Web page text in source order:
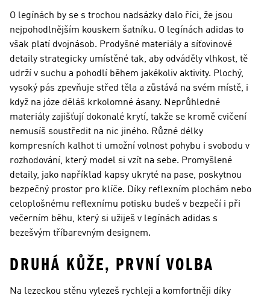
O legínách by se s trochou nadsázky dalo říci, že jsou
nejpohodlnějším kouskem šatníku. O legínách adidas to
však platí dvojnásob. Prodyšné materiály a síťovinové
detaily strategicky umístěné tak, aby odváděly vlhkost, tě
udrží v suchu a pohodlí během jakékoliv aktivity. Plochý,
vysoký pás zpevňuje střed těla a zůstává na svém místě, i
když na józe děláš krkolomné ásany. Neprůhledné
materiály zajišťují dokonalé krytí, takže se kromě cvičení
nemusíš soustředit na nic jiného. Různé délky
kompresních kalhot ti umožní volnost pohybu i svobodu v
rozhodování, který model si vzít na sebe. Promyšlené
detaily, jako například kapsy ukryté na pase, poskytnou
bezpečný prostor pro klíče. Díky reflexním plochám nebo
celoplošnému reflexnímu potisku budeš v bezpečí i při
večerním běhu, který si užiješ v legínách adidas s
bezešvým tříbarevným designem.
DRUHÁ KŮŽE, PRVNÍ VOLBA
Na lezeckou stěnu vylezeš rychleji a komfortněji díky